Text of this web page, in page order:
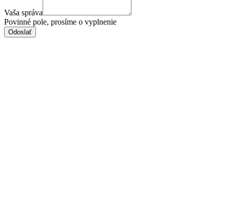
Vaša správa
Povinné pole, prosíme o vyplnenie